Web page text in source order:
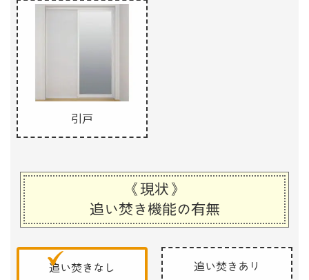
引戸
《現状》
追い焚き機能の有無
追い焚きなし 追い焚きあり